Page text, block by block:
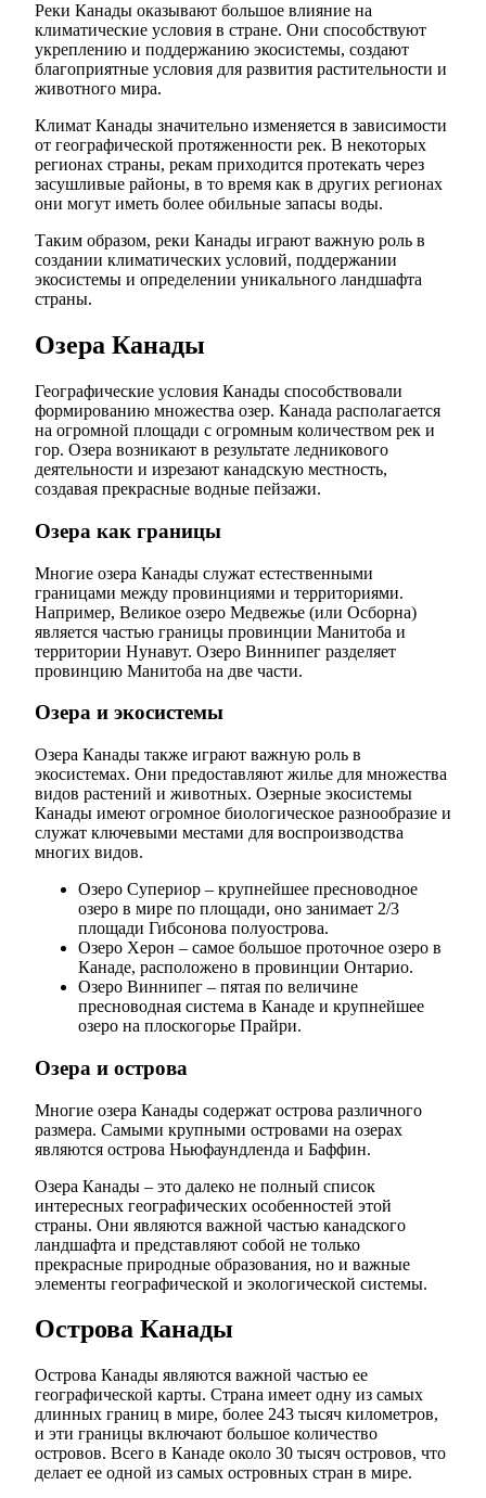
Реки Канады оказывают большое влияние на
климатические условия в стране. Они способствуют
укреплению и поддержанию экосистемы, создают
благоприятные условия для развития растительности и
животного мира.
Климат Канады значительно изменяется в зависимости
от географической протяженности рек. В некоторых
регионах страны, рекам приходится протекать через
засушливые районы, в то время как в других регионах
они могут иметь более обильные запасы воды.
Таким образом, реки Канады играют важную роль в
создании климатических условий, поддержании
экосистемы и определении уникального ландшафта
страны.
Озера Канады
Географические условия Канады способствовали
формированию множества озер. Канада располагается
на огромной площади с огромным количеством рек и
гор. Озера возникают в результате ледникового
деятельности и изрезают канадскую местность,
создавая прекрасные водные пейзажи.
Озера как границы
Многие озера Канады служат естественными
границами между провинциями и территориями.
Например, Великое озеро Медвежье (или Осборна)
является частью границы провинции Манитоба и
территории Нунавут. Озеро Виннипег разделяет
провинцию Манитоба на две части.
Озера и экосистемы
Озера Канады также играют важную роль в
экосистемах. Они предоставляют жилье для множества
видов растений и животных. Озерные экосистемы
Канады имеют огромное биологическое разнообразие и
служат ключевыми местами для воспроизводства
многих видов.
Озеро Супериор – крупнейшее пресноводное
озеро в мире по площади, оно занимает 2/3
площади Гибсонова полуострова.
Озеро Херон – самое большое проточное озеро в
Канаде, расположено в провинции Онтарио.
Озеро Виннипег – пятая по величине
пресноводная система в Канаде и крупнейшее
озеро на плоскогорье Прайри.
Озера и острова
Многие озера Канады содержат острова различного
размера. Самыми крупными островами на озерах
являются острова Ньюфаундленда и Баффин.
Озера Канады – это далеко не полный список
интересных географических особенностей этой
страны. Они являются важной частью канадского
ландшафта и представляют собой не только
прекрасные природные образования, но и важные
элементы географической и экологической системы.
Острова Канады
Острова Канады являются важной частью ее
географической карты. Страна имеет одну из самых
длинных границ в мире, более 243 тысяч километров,
и эти границы включают большое количество
островов. Всего в Канаде около 30 тысяч островов, что
делает ее одной из самых островных стран в мире.